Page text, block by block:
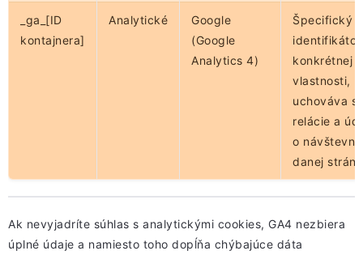
_ga_[ID
kontajnera]
Analytické
Google
(Google
Analytics 4)
Špecifický
identifikátor
konkrétnej
vlastnosti,
uchováva
relácie a
o
danej
Ak nevyjadríte súhlas s analytickými cookies, GA4 nezbiera
úplné údaje a namiesto toho dopĺňa chýbajúce dáta